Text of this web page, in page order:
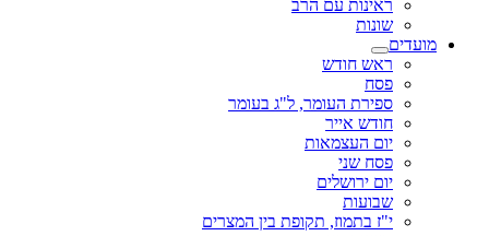
ראינות עם הרב
שונות
מועדים
ראש חודש
פסח
ספירת העומר, ל"ג בעומר
חודש אייר
יום העצמאות
פסח שני
יום ירושלים
שבועות
י"ז בתמוז, תקופת בין המצרים